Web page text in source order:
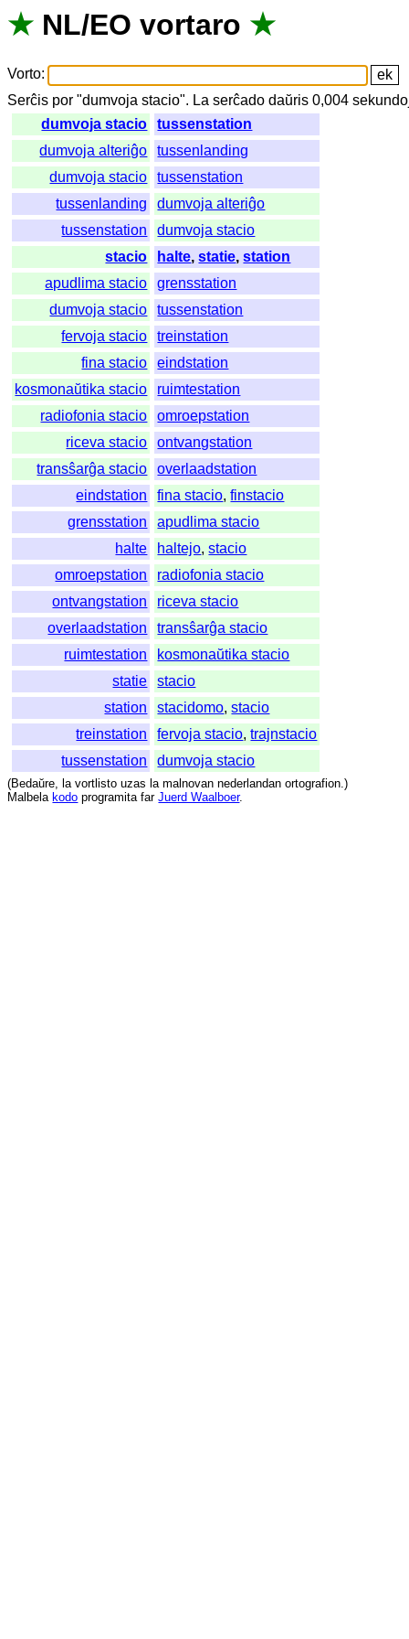
★ NL/EO vortaro ★
Vorto:
Serĉis por "dumvoja stacio". La serĉado daŭris 0,004
dumvoja stacio
tussenstation
dumvoja alteriĝo
tussenlanding
dumvoja stacio
tussenstation
tussenlanding
dumvoja alteriĝo
tussenstation
dumvoja stacio
stacio
halte,statie,station
apudlima stacio
grensstation
dumvoja stacio
tussenstation
fervoja stacio
treinstation
fina stacio
eindstation
kosmonaŭtika stacio
ruimtestation
radiofonia stacio
omroepstation
riceva stacio
ontvangstation
transŝarĝa stacio
overlaadstation
eindstation
fina stacio,finstacio
grensstation
apudlima stacio
halte
haltejo,stacio
omroepstation
radiofonia stacio
ontvangstation
riceva stacio
overlaadstation
transŝarĝa stacio
ruimtestation
kosmonaŭtika stacio
statie
stacio
station
stacidomo,stacio
treinstation
fervoja stacio,trajnstacio
tussenstation
dumvoja stacio
(Bedaŭre, la vortlisto uzas la malnovan nederlandan ortografion.)
Malbela kodo programita far Juerd Waalboer.